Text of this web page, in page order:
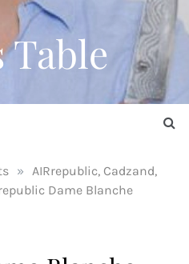
Table
» AIRrepublic, Cadzand,
Dame Blanche